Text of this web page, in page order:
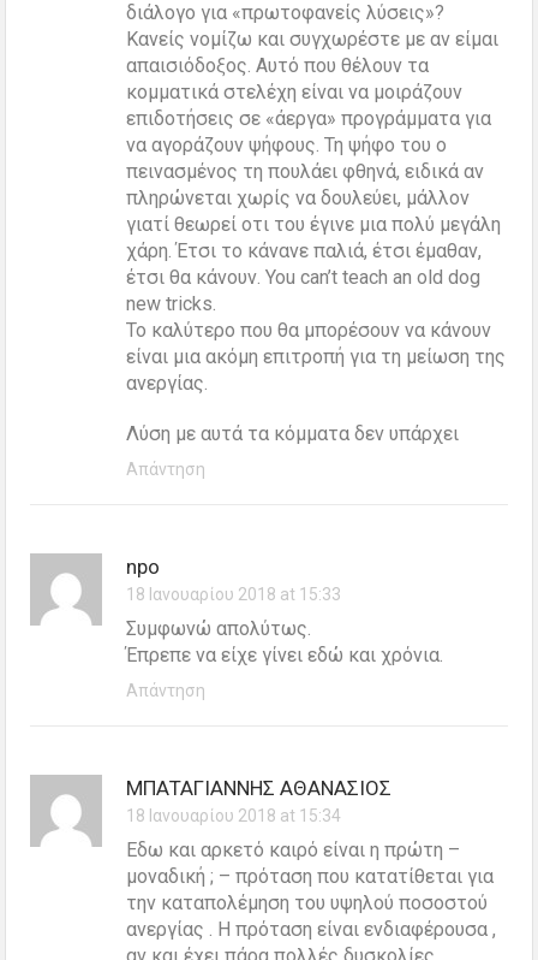
διάλογο για «πρωτοφανείς λύσεις»?
Κανείς νομίζω και συγχωρέστε με αν είμαι
απαισιόδοξος. Αυτό που θέλουν τα
κομματικά στελέχη είναι να μοιράζουν
επιδοτήσεις σε «άεργα» προγράμματα για
να αγοράζουν ψήφους. Τη ψήφο του ο
πεινασμένος τη πουλάει φθηνά, ειδικά αν
πληρώνεται χωρίς να δουλεύει, μάλλον
γιατί θεωρεί οτι του έγινε μια πολύ μεγάλη
χάρη. Έτσι το κάνανε παλιά, έτσι έμαθαν,
έτσι θα κάνουν. You can’t teach an old dog
new tricks.
Το καλύτερο που θα μπορέσουν να κάνουν
είναι μια ακόμη επιτροπή για τη μείωση της
ανεργίας.
Λύση με αυτά τα κόμματα δεν υπάρχει
Απάντηση
npo
18 Ιανουαρίου 2018 at 15:33
Συμφωνώ απολύτως.
Έπρεπε να είχε γίνει εδώ και χρόνια.
Απάντηση
ΜΠΑΤΑΓΙΑΝΝΗΣ ΑΘΑΝΑΣΙΟΣ
18 Ιανουαρίου 2018 at 15:34
Eδω και αρκετό καιρό είναι η πρώτη –
μοναδική ; – πρόταση που κατατίθεται για
την καταπολέμηση του υψηλού ποσοστού
ανεργίας . Η πρόταση είναι ενδιαφέρουσα ,